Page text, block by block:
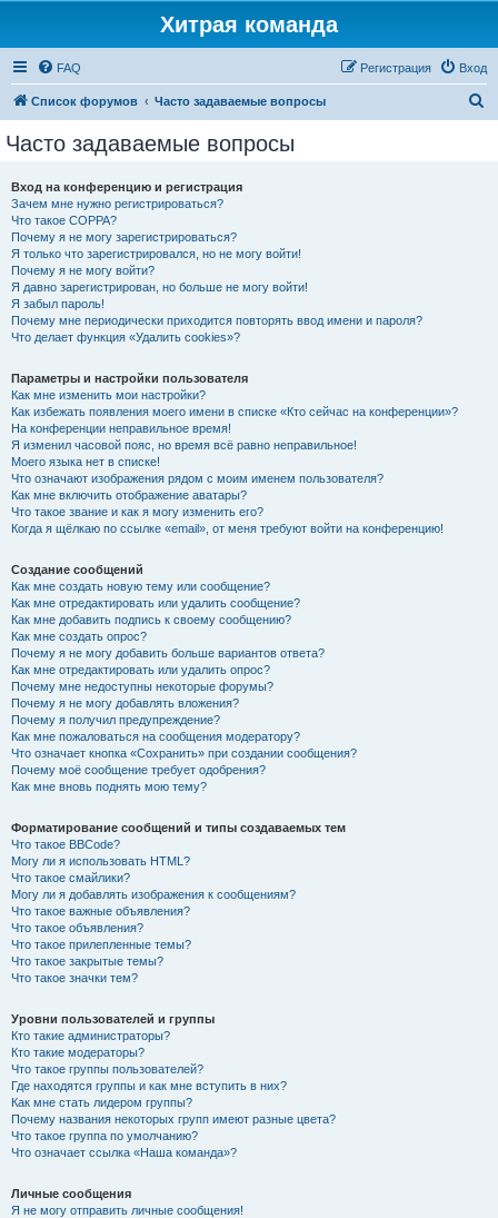
Хитрая команда
FAQ Вход
Регистрация
Список форумов Часто задаваемые вопросы
Часто задаваемые вопросы
Вход на конференцию и регистрация
Зачем мне нужно регистрироваться?
Что такое COPPA?
Почему я не могу зарегистрироваться?
Я только что зарегистрировался, но не могу войти!
Почему я не могу войти?
Я давно зарегистрирован, но больше не могу войти!
Я забыл пароль!
Почему мне периодически приходится повторять ввод имени и пароля?
Что делает функция «Удалить cookies»?
Параметры и настройки пользователя
Как мне изменить мои настройки?
Как избежать появления моего имени в списке «Кто сейчас на конференции»?
На конференции неправильное время!
Я изменил часовой пояс, но время всё равно неправильное!
Моего языка нет в списке!
Что означают изображения рядом с моим именем пользователя?
Как мне включить отображение аватары?
Что такое звание и как я могу изменить его?
Когда я щёлкаю по ссылке «email», от меня требуют войти на конференцию!
Создание сообщений
Как мне создать новую тему или сообщение?
Как мне отредактировать или удалить сообщение?
Как мне добавить подпись к своему сообщению?
Как мне создать опрос?
Почему я не могу добавить больше вариантов ответа?
Как мне отредактировать или удалить опрос?
Почему мне недоступны некоторые форумы?
Почему я не могу добавлять вложения?
Почему я получил предупреждение?
Как мне пожаловаться на сообщения модератору?
Что означает кнопка «Сохранить» при создании сообщения?
Почему моё сообщение требует одобрения?
Как мне вновь поднять мою тему?
Форматирование сообщений и типы создаваемых тем
Что такое BBCode?
Могу ли я использовать HTML?
Что такое смайлики?
Могу ли я добавлять изображения к сообщениям?
Что такое важные объявления?
Что такое объявления?
Что такое прилепленные темы?
Что такое закрытые темы?
Что такое значки тем?
Уровни пользователей и группы
Кто такие администраторы?
Кто такие модераторы?
Что такое группы пользователей?
Где находятся группы и как мне вступить в них?
Как мне стать лидером группы?
Почему названия некоторых групп имеют разные цвета?
Что такое группа по умолчанию?
Что означает ссылка «Наша команда»?
Личные сообщения
Я не могу отправить личные сообщения!